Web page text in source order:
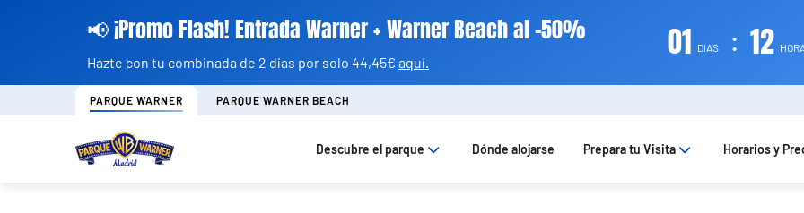
📢 ¡Promo Flash! Entrada Warner + Warner Beach al -50%
Hazte con tu combinada de 2 días por solo 44,45€ aquí. 01 DIAS : 12
PARQUE WARNER PARQUE WARNER BEACH
Descubre el parque Dónde alojarse Prepara tu Visita Horarios y